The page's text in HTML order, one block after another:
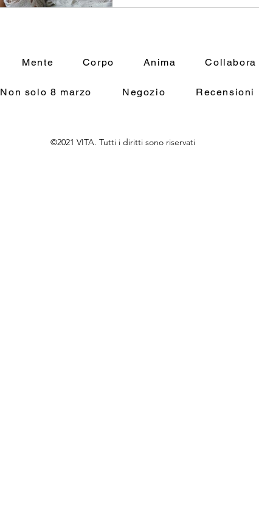
Mente Corpo Anima Collabora
Non solo 8 marzo Negozio Recensioni
©2021 VITA. Tutti i diritti sono riservati